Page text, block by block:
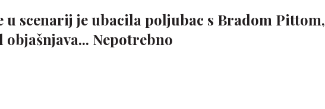
u scenarij je ubacila poljubac s Bradom Pittom,
objašnjava... Nepotrebno